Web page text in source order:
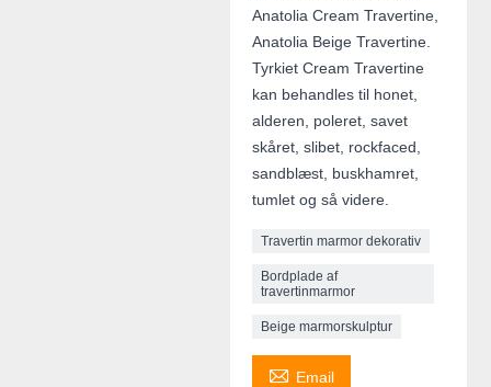
Anatolia Cream Travertine,
Anatolia Beige Travertine.
Tyrkiet Cream Travertine
kan behandles til honet,
alderen, poleret, savet
skåret, slibet, rockfaced,
sandblæst, buskhamret,
tumlet og så videre.
Travertin marmor dekorativ
Bordplade af
travertinmarmor
Beige marmorskulptur
 Email